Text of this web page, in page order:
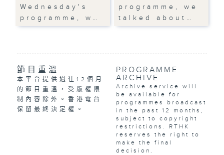
Wednesday's
programme, w…
programme, we
talked about…
節目重溫
本平台提供過往12個月
的節目重溫，受版權限
制內容除外。香港電台
保留最終決定權。
PROGRAMME
ARCHIVE
Archive service will
be available for
programmes broadcast
in the past 12 months,
subject to copyright
restrictions. RTHK
reserves the right to
make the final
decision.